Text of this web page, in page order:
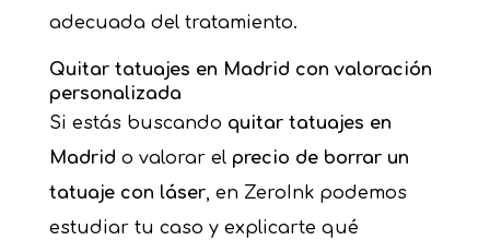
adecuada del tratamiento.
Quitar tatuajes en Madrid con valoración
personalizada
Si estás buscando quitar tatuajes en
Madrid o valorar el precio de borrar un
tatuaje con láser, en ZeroInk podemos
estudiar tu caso y explicarte qué